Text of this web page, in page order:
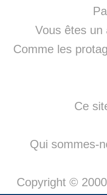
Vous êtes un
Comme les
Ce
Qui sommes-
Copyright ©